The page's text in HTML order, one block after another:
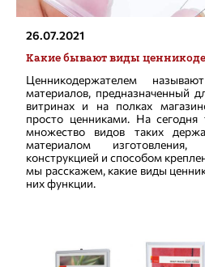
26.07.2021
Какие бывают виды
Ценникодержателем
материалов, предназначенный
витринах и на полках
просто ценниками. На сегодня
множество видов таких
материалом
конструкцией и способом
мы расскажем, какие виды
них функции.